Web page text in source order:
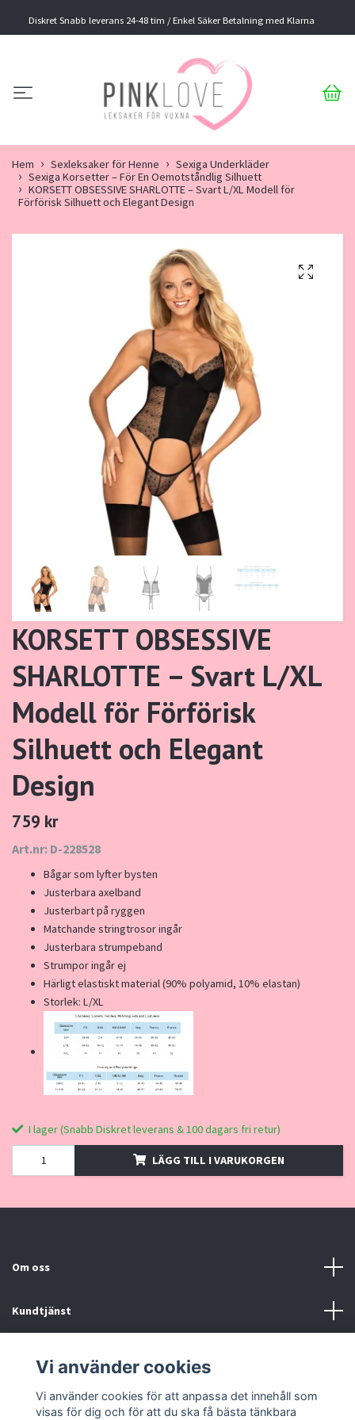
Diskret Snabb leverans 24-48 tim / Enkel Säker Betalning med Klarna
Hem Sexleksaker för Henne
Sexiga Underkläder
Sexiga Korsetter – För En Oemotståndlig Silhuett
KORSETT OBSESSIVE SHARLOTTE – Svart L/XL Modell för
Förförisk Silhuett och Elegant Design
KORSETT OBSESSIVE
SHARLOTTE – Svart L/XL
Modell för Förförisk
Silhuett och Elegant
Design
759 kr
Art.nr: D-228528
Bågar som lyfter bysten
Justerbara axelband
Justerbart på ryggen
Matchande stringtrosor ingår
Justerbara strumpeband
Strumpor ingår ej
Härligt elastiskt material (90% polyamid, 10% elastan)
Storlek: L/XL
I lager (Snabb Diskret leverans & 100 dagars fri retur)
LÄGG TILL I VARUKORGEN
Om oss
Kundtjänst
Sociala medier
Vi använder cookies
Vi använder cookies för att anpassa det innehåll som
visas för dig och för att du ska få bästa tänkbara